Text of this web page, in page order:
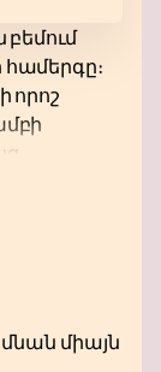
համերգը։
որոշ
նոր
միայն